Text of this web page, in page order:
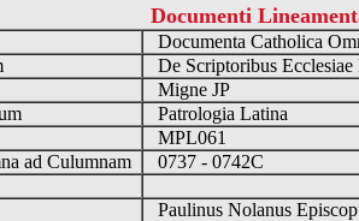
Documenti
Documenta Catholica
De Scriptoribus Ecclesiae
Migne JP
Patrologia Latina
MPL061
ad Culumnam
0737 - 0742C
Paulinus Nolanus